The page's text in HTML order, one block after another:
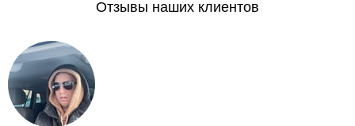
Отзывы наших клиентов